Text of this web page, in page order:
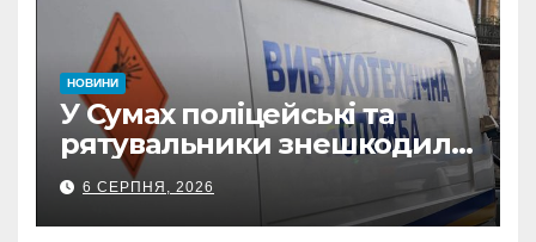
НОВИНИ
У Сумах поліцейські та
рятувальники знешкодили
500-кілограмову авіабомбу
росіян
6 СЕРПНЯ, 2026